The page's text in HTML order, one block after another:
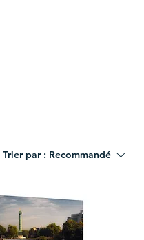
Trier par : Recommandé